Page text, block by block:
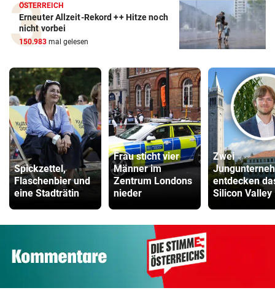
ÖSTERREICH
Erneuter Allzeit-Rekord ++ Hitze noch
nicht vorbei
150.983 mal gelesen
Spickzettel,
Flaschenbier und
eine Stadträtin
Frau sticht vier
Männer im
Zentrum Londons
nieder
Zwei
entdecken
Silicon Valley